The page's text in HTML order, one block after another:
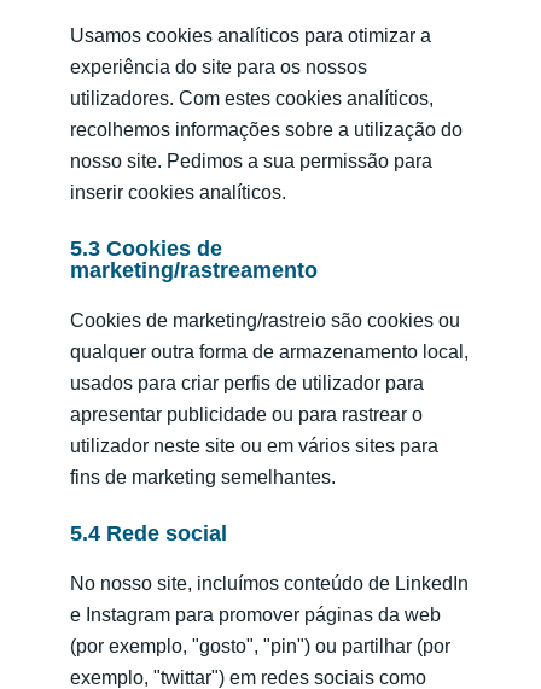
Usamos cookies analíticos para otimizar a
experiência do site para os nossos
utilizadores. Com estes cookies analíticos,
recolhemos informações sobre a utilização do
nosso site. Pedimos a sua permissão para
inserir cookies analíticos.
5.3 Cookies de
marketing/rastreamento
Cookies de marketing/rastreio são cookies ou
qualquer outra forma de armazenamento local,
usados para criar perfis de utilizador para
apresentar publicidade ou para rastrear o
utilizador neste site ou em vários sites para
fins de marketing semelhantes.
5.4 Rede social
No nosso site, incluímos conteúdo de LinkedIn
e Instagram para promover páginas da web
(por exemplo, "gosto", "pin") ou partilhar (por
exemplo, "twittar") em redes sociais como